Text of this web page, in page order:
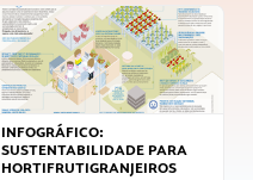
INFOGRÁFICO:
SUSTENTABILIDADE PARA
HORTIFRUTIGRANJEIROS